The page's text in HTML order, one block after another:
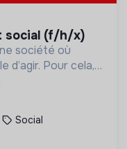
social (f/h/x)
société où
d’agir. Pour cela,
lieux
à tous.
Social